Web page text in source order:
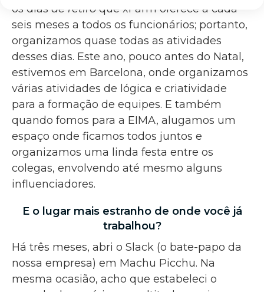
os dias de retiro que xFarm oferece a cada
seis meses a todos os funcionários; portanto,
organizamos quase todas as atividades
desses dias. Este ano, pouco antes do Natal,
estivemos em Barcelona, onde organizamos
várias atividades de lógica e criatividade
para a formação de equipes. E também
quando fomos para a EIMA, alugamos um
espaço onde ficamos todos juntos e
organizamos uma linda festa entre os
colegas, envolvendo até mesmo alguns
influenciadores.
E o lugar mais estranho de onde você já
trabalhou?
Há três meses, abri o Slack (o bate-papo da
nossa empresa) em Machu Picchu. Na
mesma ocasião, acho que estabeleci o